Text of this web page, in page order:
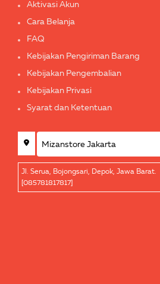
Aktivasi Akun
Cara Belanja
FAQ
Kebijakan Pengiriman Barang
Kebijakan Pengembalian
Kebijakan Privasi
Syarat dan Ketentuan
Jl. Serua, Bojongsari, Depok, Jawa Barat.
[085781817817]